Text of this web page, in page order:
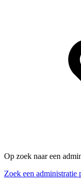
Op zoek naar een
Zoek een administratie